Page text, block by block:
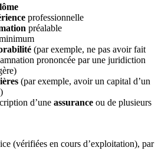
professionnelle
préalable
(par exemple, ne pas avoir fait
prononcée par une juridiction
(par exemple, avoir un capital d’un
d’une assurance ou de plusieurs
(vérifiées en cours d’exploitation), par